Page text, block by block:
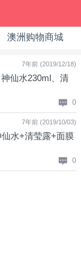
澳洲购物商城
7年前 (2019/12/18)
仙水230ml、清
0
7年前 (2019/10/03)
水+清莹露+面膜
0